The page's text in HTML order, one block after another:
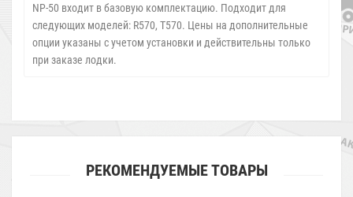
NP-50 входит в базовую комплектацию. Подходит для
следующих моделей: R570, T570. Цены на дополнительные
опции указаны с учетом установки и действительны только
при заказе лодки.
РЕКОМЕНДУЕМЫЕ ТОВАРЫ